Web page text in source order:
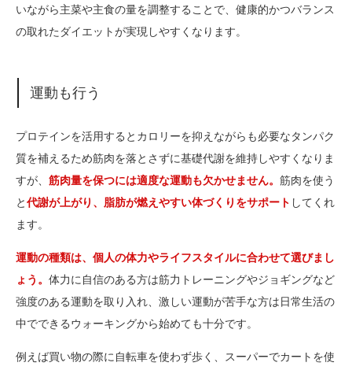
いながら主菜や主食の量を調整することで、健康的かつバランス
の取れたダイエットが実現しやすくなります。
運動も行う
プロテインを活用するとカロリーを抑えながらも必要なタンパク
質を補えるため筋肉を落とさずに基礎代謝を維持しやすくなりま
すが、 筋肉量を保つには適度な運動も欠かせません。 筋肉を使う
と代謝が上がり、脂肪が燃えやすい体づくりをサポート してくれ
ます。
運動の種類は、個人の体力やライフスタイルに合わせて選びまし
ょう。 体力に自信のある方は筋力トレーニングやジョギングなど
強度のある運動を取り入れ、激しい運動が苦手な方は日常生活の
中でできるウォーキングから始めても十分です。
例えば買い物の際に自転車を使わず歩く、スーパーでカートを使